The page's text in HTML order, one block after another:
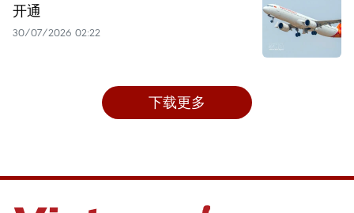
开通
30/07/2026 02:22
下载更多